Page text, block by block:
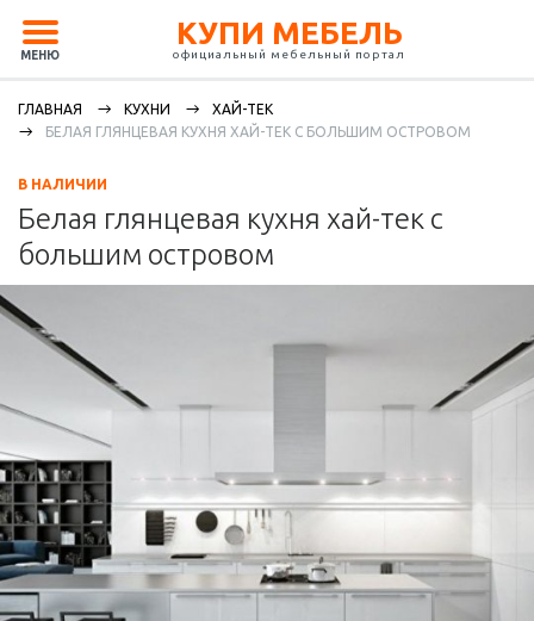
МЕНЮ
КУПИ МЕБЕЛЬ
официальный мебельный портал
ГЛАВНАЯ КУХНИ
ХАЙ-ТЕК
БЕЛАЯ ГЛЯНЦЕВАЯ КУХНЯ ХАЙ-ТЕК С БОЛЬШИМ ОСТРОВОМ
В НАЛИЧИИ
Белая глянцевая кухня хай-тек с
большим островом